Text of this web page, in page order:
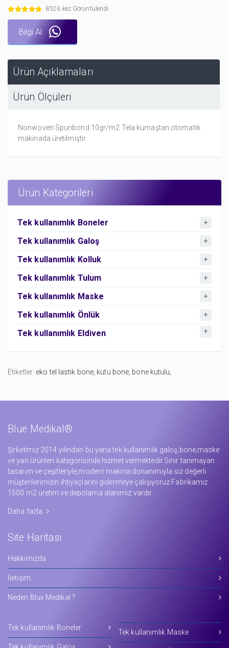
8526 kez Görüntülendi
Bilgi Al
Ürün Açıklamaları
Ürün Ölçüleri
Nonwoven Spunbond 10gr/m2 Tela kumaştan otomatik
makinada üretilmiştir.
Ürün Kategorileri
Tek kullanımlık Boneler
Tek kullanımlık Galoş
Tek kullanımlık Kolluk
Tek kullanımlık Tulum
Tek kullanımlık Maske
Tek kullanımlık Önlük
Tek kullanımlık Eldiven
Etiketler: eko tel lastik bone, kutu bone, bone kutulu,
Blue Medikal®
Şirketimiz 2014 yılından bu yana tek kullanımlık galoş,bone,maske
ve yan ürünleri kategorisinde hizmet vermektedir.Sınır tanımayan
tasarım ve çeşitleriyle,modern makina donanımıyla siz değerli
müşterilerimizin ihtiyaçlarını gidermeye çalışıyoruz.Fabrikamız
1500 m2 üretim ve depolama alanımız vardır.
Daha fazla
Site Haritası
Hakkımızda
İletişim
Neden Blux Medikal ?
Tek kullanımlık Boneler
Tek kullanımlık Maske